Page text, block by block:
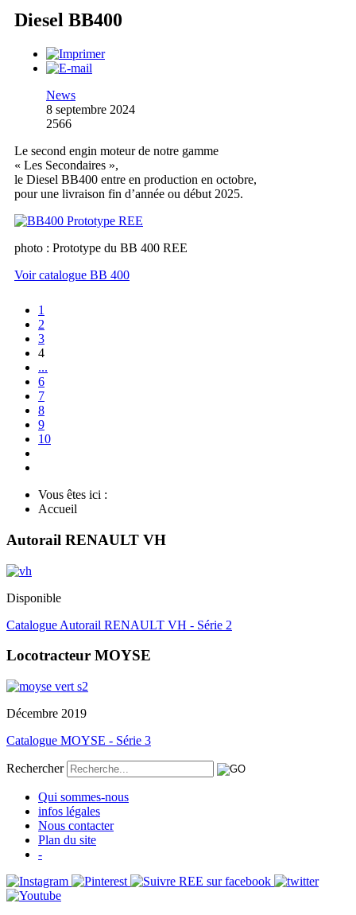
Diesel BB400
News
8 septembre 2024
2566
Le second engin moteur de notre gamme
« Les Secondaires »,
le Diesel BB400 entre en production en octobre,
pour une livraison fin d’année ou début 2025.
photo : Prototype du BB 400 REE
Voir catalogue BB 400
1
2
3
4
...
6
7
8
9
10
Vous êtes ici :
Accueil
Autorail RENAULT VH
Disponible
Catalogue Autorail RENAULT VH - Série 2
Locotracteur MOYSE
Décembre 2019
Catalogue MOYSE - Série 3
Rechercher
Qui sommes-nous
infos légales
Nous contacter
Plan du site
-